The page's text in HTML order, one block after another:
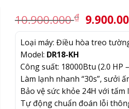
10.900.000₫ Giá
gốc
là:
Loại máy: Điều hòa treo
Model: DR18-KH
Công suất: 18000Btu (2.0 HP
Làm lạnh nhanh “30s”, sưởi
Bảo vệ sức khỏe 24H với
Tự động chuẩn đoán lỗi